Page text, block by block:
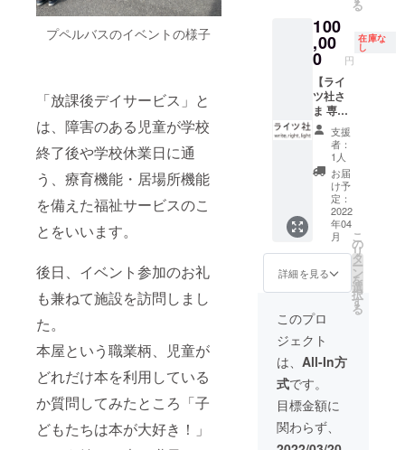
プペルバスのイベントの様子
「放課後デイサービス」と
は、障害のある児童が学校
終了後や学校休業日に通
う、療育機能・居場所機能
を備えた福祉サービスのこ
とをいいます。
後日、イベント参加のお礼
も兼ねて施設を訪問しまし
た。
本屋という職業柄、児童が
どれだけ本を利用している
か質問してみたところ「子
どもたちは本が大好き！」
ＳＴＩ
Ｃ）・
理事。
幼少の
頃より
紙飛行
機が好
きで、
大学で
は流体
力学を
学び、
卒業後
に入っ
た会社
では航
計を手
がけ
松電機
では、
バッテ
リー式
ネット
開発の
他、ロ
ケット
イス
ペース
ワーク
ス・代
表取締
役。 Ｎ
ＰＯ法
人北海
道宇宙
科学技
術創成
セン
ター
（ＨＡ
ＳＴＩ
Ｃ）・
理事。
幼少の
機が好
大学で
は流体
力学を
学び、
卒業後
に入っ
た会社
では航
はご自
身での
負担と
なりま
す。
す。以
下が主
な特典
です。
①講演
会のタ
イトル
に名前
や会社
名、
サービ
ス名を
入れら
れます
例：
【○○○pr
esents
植松努
web講
演会】
②支援
いただ
いた直
後か
ら、内
容確認
後、全
ての告
知関係
に名前
る
100
,00
0 円
在庫な
し
【ライ
ツ社さ
ま 専
用 10
万円分
の図書
カード
をプレ
ゼント
できる
権】 宮
崎県の
放課後
等デイ
サービ
スの子
どもた
ちに図
書カー
ド10万
円分を
プレゼ
ントす
ること
ができ
ます。
支援
者：
1人
お届
け予
定：
2022
年04
月
詳細を見る
こ
の
リ
タ
ー
ン
を
選
択
す
る
このプロ
ジェクト
は、 All-In方
式です。
目標金額に
関わらず、